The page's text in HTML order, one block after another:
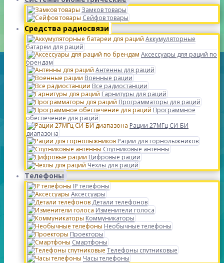
Замков товары
Сейфов товары
Средства радиосвязи
Аккумуляторные
батареи для раций
Аксессуары для раций по
брендам
Антенны для раций
Военные рации
Все радиостанции
Гарнитуры для раций
Программаторы для раций
Программное
обеспечение для раций
Рации 27МГц СИ-БИ
диапазона
Рации для горнолыжников
Спутниковые антенны
Цифровые рации
Чехлы для раций
Телефоны
IP телефоны
Аксессуары
Детали телефонов
Изменители голоса
Коммуникаторы
Необычные телефоны
Проекторы
Смартфоны
Телефоны спутниковые
Часы телефоны